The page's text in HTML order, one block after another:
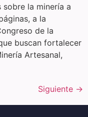
la minería a
a la
de la
buscan fortalecer
Artesanal,
Siguiente →